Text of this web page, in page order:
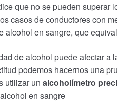
que no se pueden superar
casos de conductores con
alcohol en sangre, que
de alcohol puede afectar a
podemos hacernos una
utilizar unalcoholímetro
en sangre